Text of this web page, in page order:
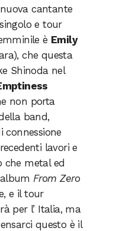
cantante
e tour
è Emily
che questa
Shinoda nel
non porta
band,
connessione
lavori e
che metal ed
From Zero
e il tour
per l’ Italia, ma
questo è il